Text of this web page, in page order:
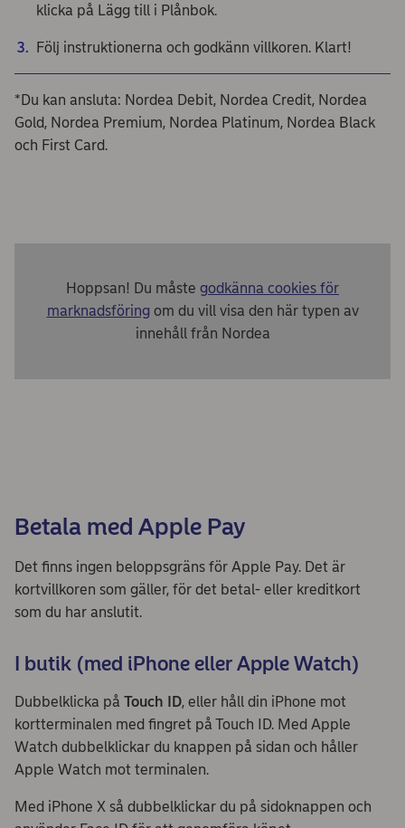
klicka på Lägg till i Plånbok.
Följ instruktionerna och godkänn villkoren. Klart!
*Du kan ansluta: Nordea Debit, Nordea Credit, Nordea
Gold, Nordea Premium, Nordea Platinum, Nordea Black
och First Card.
Hoppsan! Du måste godkänna cookies för
marknadsföring om du vill visa den här typen av
innehåll från Nordea
Betala med Apple Pay
Det finns ingen beloppsgräns för Apple Pay. Det är
kortvillkoren som gäller, för det betal- eller kreditkort
som du har anslutit.
I butik (med iPhone eller Apple Watch)
Dubbelklicka på Touch ID, eller håll din iPhone mot
kortterminalen med fingret på Touch ID. Med Apple
Watch dubbelklickar du knappen på sidan och håller
Apple Watch mot terminalen.
Med iPhone X så dubbelklickar du på sidoknappen och